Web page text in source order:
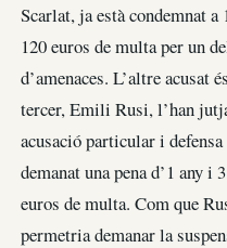
Scarlat, ja està condemnat
120 euros de multa per un
d’amenaces. L’altre acusat
tercer, Emili Rusi, l’han
acusació particular i
demanat una pena d’1 any
euros de multa. Com que
permetria demanar la